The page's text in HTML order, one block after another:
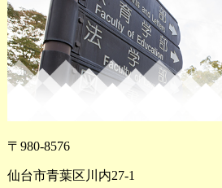
〒980-8576
仙台市青葉区川内27-1